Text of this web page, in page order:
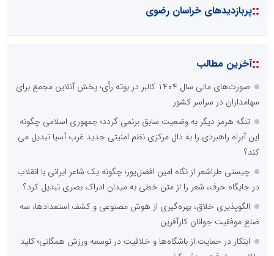
::پربازدیدهای خراسان رضوی
::آخرین مطالب
صورت‌های مالی سال ۱۴۰۴ کالبر در بوته رأی؛ پخش آنلاین مجمع برای
سهامداران در سراسر کشور
تنگه هرمز دیگر به وضعیت سابق برنمی گردد؛ جمهوری اسلامی چگونه
این آبراه راهبردی را به دال مرکزی نظم امنیتی جدید غرب آسیا تبدیل می
کند؟
چیستی طراشعر از نگاه امین افضل‌پور؛ چگونه یک شاعر ایرانی با انقلاب
در جایگاه حرف، شعر را از متن خطی به میدان ادراک بصری تبدیل کرد؟
الگوپذیری خلاق، بهره‌گیری از هوش مصنوعی و کشف استعدادها، سه
ضلع موفقیت جوانان کارآفرین
ابتکار در حمایت از باشگاه‌ها و خلاقیت در توسعه ورزش همگانی؛ کلید